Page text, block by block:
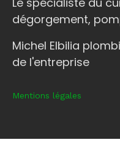
dégorgement,
Michel Elbilia
de l'entreprise
Mentions légales